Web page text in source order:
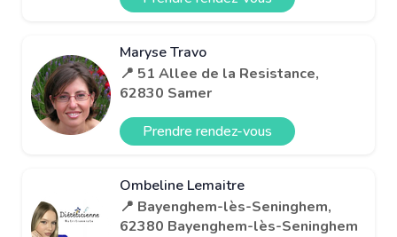
Maryse Travo
📍 51 Allee de la Resistance,
62830 Samer
Prendre rendez-vous
Ombeline Lemaitre
📍 Bayenghem-lès-Seninghem,
62380 Bayenghem-lès-Seninghem